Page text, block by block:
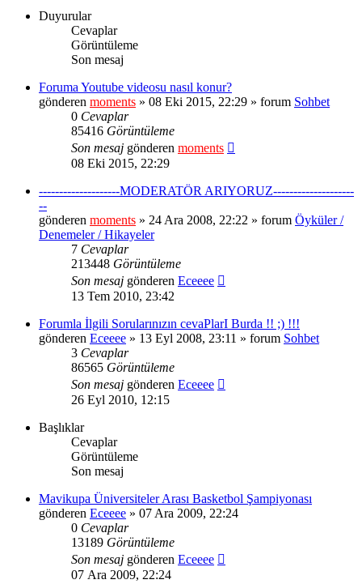
Duyurular
Cevaplar
Görüntüleme
Son mesaj
Foruma Youtube videosu nasıl konur?
gönderen moments » 08 Eki 2015, 22:29 » forum Sohbet
0 Cevaplar
85416 Görüntüleme
Son mesaj gönderen moments
08 Eki 2015, 22:29
--------------------MODERATÖR ARIYORUZ--------------------
--
gönderen moments » 24 Ara 2008, 22:22 » forum Öyküler /
Denemeler / Hikayeler
7 Cevaplar
213448 Görüntüleme
Son mesaj gönderen Eceeee
13 Tem 2010, 23:42
Forumla İlgili Sorularınızın cevaPlarI Burda !! ;) !!!
gönderen Eceeee » 13 Eyl 2008, 23:11 » forum Sohbet
3 Cevaplar
86565 Görüntüleme
Son mesaj gönderen Eceeee
26 Eyl 2010, 12:15
Başlıklar
Cevaplar
Görüntüleme
Son mesaj
Mavikupa Üniversiteler Arası Basketbol Şampiyonası
gönderen Eceeee » 07 Ara 2009, 22:24
0 Cevaplar
13189 Görüntüleme
Son mesaj gönderen Eceeee
07 Ara 2009, 22:24